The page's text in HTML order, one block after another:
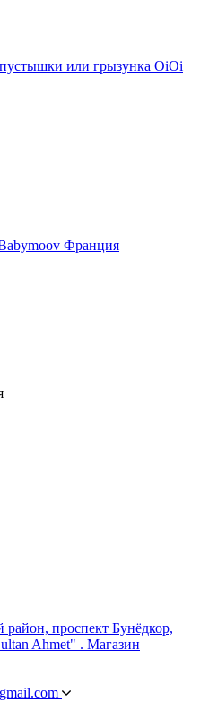
или грызунка OiOi
Франция
проспект Бунёдкор,
Ahmet" . Магазин